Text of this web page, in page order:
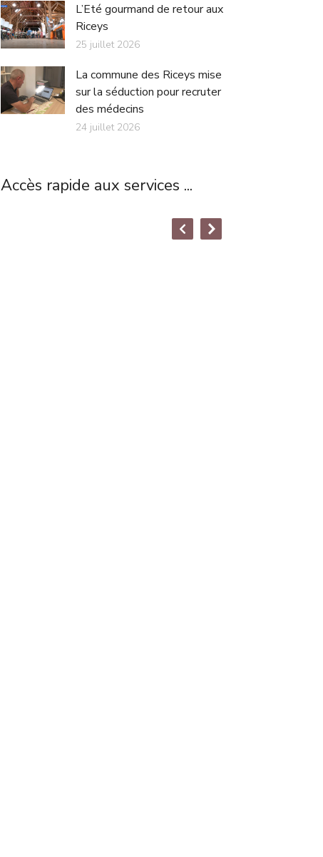
L’Eté gourmand de retour aux
Riceys
25 juillet 2026
La commune des Riceys mise
sur la séduction pour recruter
des médecins
24 juillet 2026
Accès rapide aux services ...